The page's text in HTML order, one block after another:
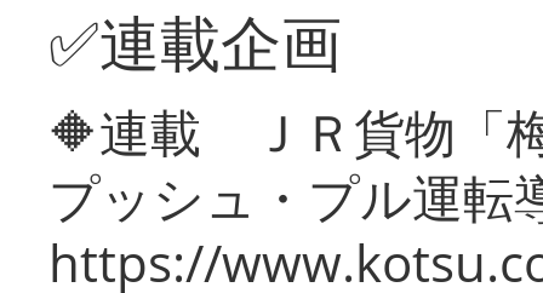
✅連載企画
🔶連載 ＪＲ貨物「
プッシュ・プル運転
https://